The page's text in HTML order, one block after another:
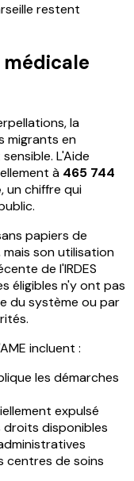
restent
médicale
la
migrants en
L'Aide
à 465 744
, un chiffre qui
papiers de
son utilisation
de l'IRDES
éligibles n'y ont pas
du système ou par
incluent :
les démarches
expulsé
droits disponibles
centres de soins